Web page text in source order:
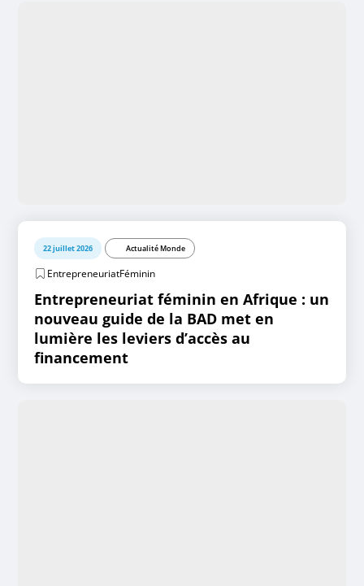
22 juillet 2026 Actualité Monde
EntrepreneuriatFéminin
Entrepreneuriat féminin en Afrique : un
nouveau guide de la BAD met en
lumière les leviers d’accès au
financement